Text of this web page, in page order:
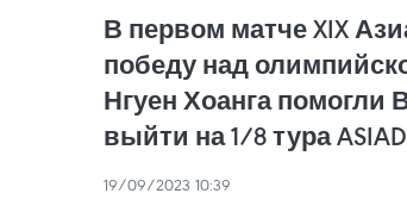
В первом матче XIX
победу над
Нгуен Хоанга помогли
выйти на 1/8 тура
19/09/2023 10:39